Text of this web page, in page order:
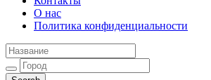
О нас
Политика конфиденциальности